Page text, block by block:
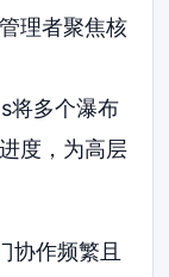
理者聚焦核
将多个瀑布
度，为高层
协作频繁且